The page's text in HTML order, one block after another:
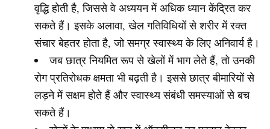
वृद्धि होती है, जिससे वे अध्ययन में अधिक ध्यान केंद्रित कर
सकते हैं। इसके अलावा, खेल गतिविधियों से शरीर में रक्त
संचार बेहतर होता है, जो समग्र स्वास्थ्य के लिए अनिवार्य है।
जब छात्र नियमित रूप से खेलों में भाग लेते हैं, तो उनकी
रोग प्रतिरोधक क्षमता भी बढ़ती है। इससे छात्र बीमारियों से
लड़ने में सक्षम होते हैं और स्वास्थ्य संबंधी समस्याओं से बच
सकते हैं।